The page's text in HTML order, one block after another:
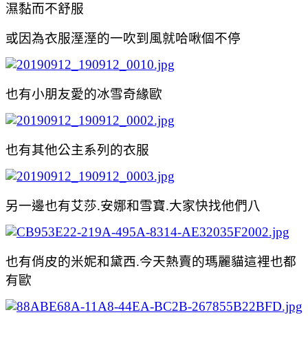
濕黏而不舒服
或因為衣服溼溼的一吹到風就哈啾個不停
也有小朋友愛的冰雪奇緣歐
也有其他公主系列的衣服
另一邊也有艾莎.安娜和雪寶.大家快找他們八
也有俏皮的米妮和黛西.今天熱賣的瑪麗貓這裡也都
有歐